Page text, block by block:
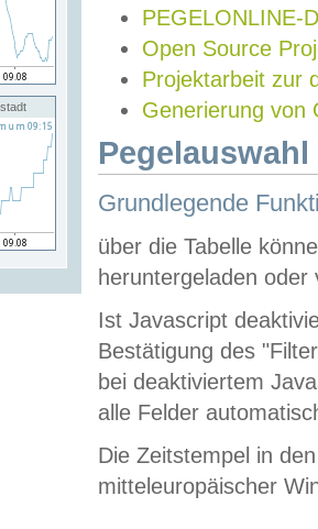
PEGELONLINE-
Open Source
Projektarbeit zur
Generierung von
Grundlegende
über die Tabelle
heruntergeladen oder
Ist Javascript
Bestätigung des
bei deaktiviertem
alle Felder
Die Zeitstempel in
mitteleuropäischer